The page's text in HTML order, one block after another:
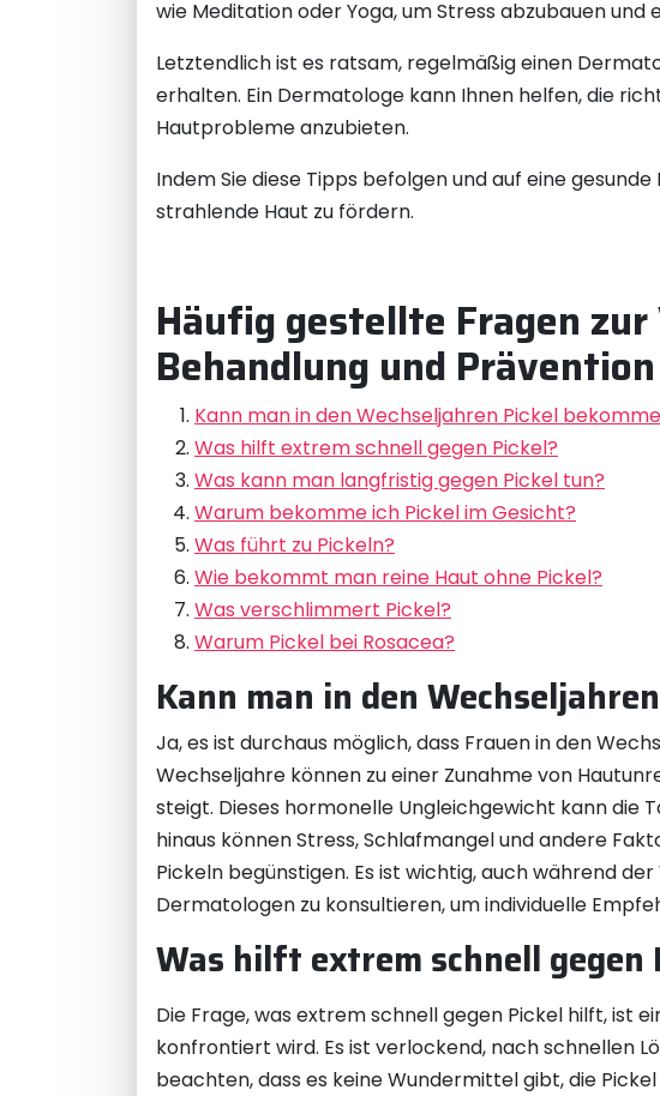
wie Meditation oder Yoga, um Stress abzubauen und
Letztendlich ist es ratsam, regelmäßig einen
erhalten. Ein Dermatologe kann Ihnen helfen, die
Hautprobleme anzubieten.
Indem Sie diese Tipps befolgen und auf eine
strahlende Haut zu fördern.
Häufig gestellte Fragen zur
Behandlung und Prävention
Kann man in den Wechseljahren Pickel
Was hilft extrem schnell gegen Pickel?
Was kann man langfristig gegen Pickel tun?
Warum bekomme ich Pickel im Gesicht?
Was führt zu Pickeln?
Wie bekommt man reine Haut ohne Pickel?
Was verschlimmert Pickel?
Warum Pickel bei Rosacea?
Kann man in den
Ja, es ist durchaus möglich, dass Frauen in den
Wechseljahre können zu einer Zunahme von
steigt. Dieses hormonelle Ungleichgewicht kann die
hinaus können Stress, Schlafmangel und andere
Pickeln begünstigen. Es ist wichtig, auch während
Dermatologen zu konsultieren, um individuelle
Was hilft extrem schnell gegen
Die Frage, was extrem schnell gegen Pickel hilft, ist
konfrontiert wird. Es ist verlockend, nach schnellen
beachten, dass es keine Wundermittel gibt, die